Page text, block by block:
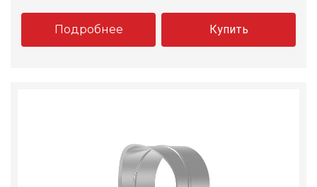
Подробнее Купить